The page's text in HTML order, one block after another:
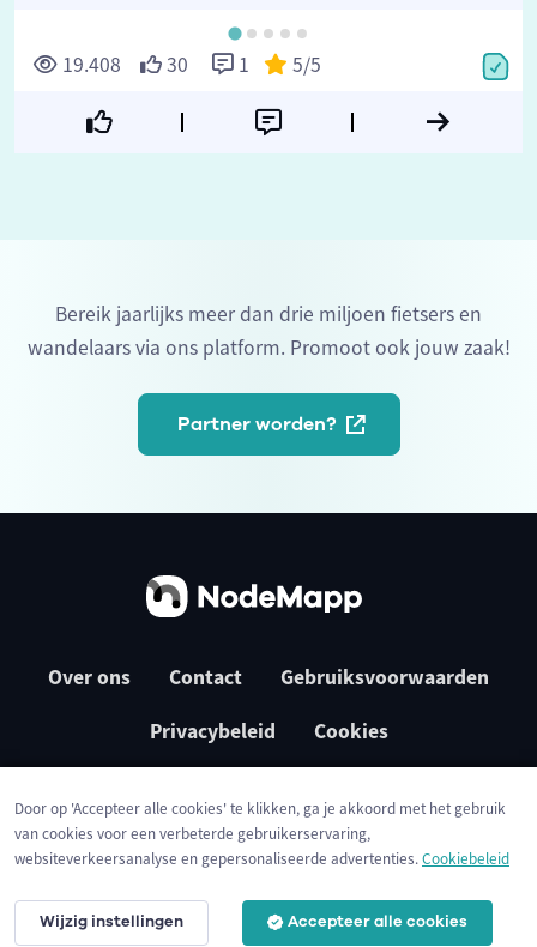
19.408 30 1 5/5
Bereik jaarlijks meer dan drie miljoen fietsers en
wandelaars via ons platform. Promoot ook jouw zaak!
Partner worden?
Over ons Contact Gebruiksvoorwaarden
Privacybeleid Cookies
© 2026 NodeMapp BV
Door op 'Accepteer alle cookies' te klikken, ga je akkoord met het gebruik
van cookies voor een verbeterde gebruikerservaring,
websiteverkeersanalyse en gepersonaliseerde advertenties.Cookiebeleid
Wijzig instellingen Accepteer alle cookies